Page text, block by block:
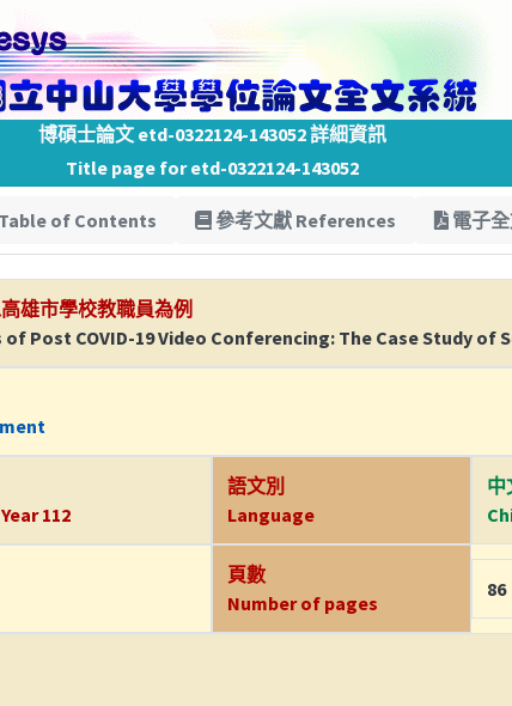
博碩士論文 etd-0322124-143052 詳細資訊
Title page for etd-0322124-143052
of Contents 參考文獻 References 電子
雄市學校教職員為例
Post COVID-19 Video Conferencing: The Case Study of
112
語文別
Language
中
頁數
Number of pages
86